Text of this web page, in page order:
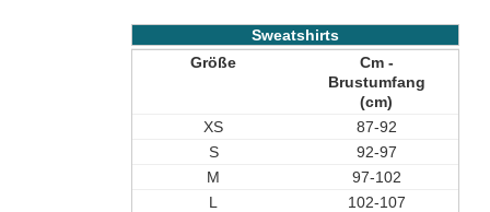
Sweatshirts
Größe
Cm -
Brustumfang
(cm)
XS
87-92
S
92-97
M
97-102
L
102-107